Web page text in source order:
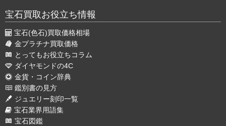
宝石買取お役立ち情報
宝石(色石)買取価格相場
金プラチナ買取価格
とってもお役立ちコラム
ダイヤモンドの4C
金貨・コイン辞典
鑑別書の見方
ジュエリー刻印一覧
宝石業界用語集
宝石図鑑